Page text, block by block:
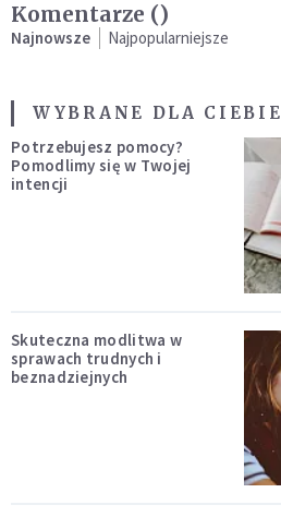
Komentarze ()
Najnowsze Najpopularniejsze
WYBRANE DLA CIEBIE
Potrzebujesz pomocy?
Pomodlimy się w Twojej
intencji
Skuteczna modlitwa w
sprawach trudnych i
beznadziejnych